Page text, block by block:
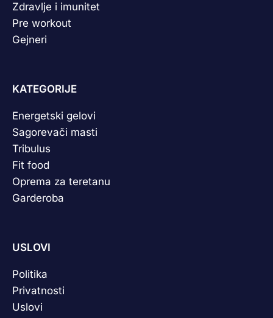
Zdravlje i imunitet
Pre workout
Gejneri
KATEGORIJE
Energetski gelovi
Sagorevači masti
Tribulus
Fit food
Oprema za teretanu
Garderoba
USLOVI
Politika
Privatnosti
Uslovi